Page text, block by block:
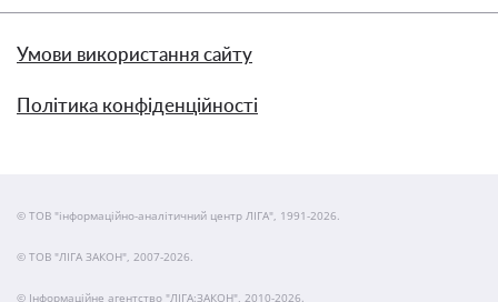
Умови використання сайту
Політика конфіденційності
© ТОВ "інформаційно-аналітичний центр ЛІГА", 1991-2026.
© ТОВ "ЛІГА ЗАКОН", 2007-2026.
© Інформаційне агентство "ЛІГА:ЗАКОН", 2010-2026.